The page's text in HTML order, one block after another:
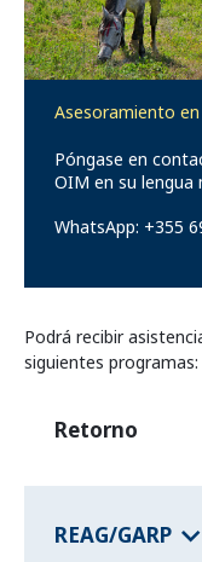
Programas de
Información del
Asesoramiento
Póngase en
OIM en su lengua
WhatsApp: +355
Podrá recibir
siguientes programas:
Retorno
REAG/GARP